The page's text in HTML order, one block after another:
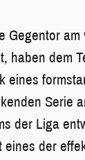
Gegentor
haben dem
eines
Serie
der Liga
der